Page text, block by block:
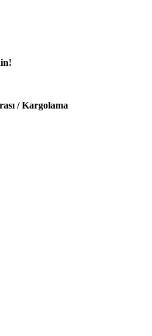
/ Kargolama